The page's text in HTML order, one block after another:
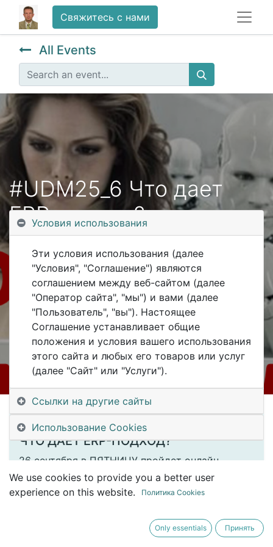
Свяжитесь с нами
All Events
#UDM25_6 Что дает
ERP-подход?
Registrations are
closed
Registrations Closed
#UDM25_6 в пятницу
26 СЕНТЯБРЯ 8:30 МСК
ЧТО ДАЕТ ERP-ПОДХОД?
26 сентября в ПЯТНИЦУ пройдет онлайн-
конференция #UDM25_6 #UralsDigitalMachinery
Началов 8:30 МСК, как всегда.
Ссылка на вход будет в Телеграм-канале
Условия использования
Эти условия использования (далее
"Условия", "Соглашение") являются
соглашением между веб-сайтом (далее
"Оператор сайта", "мы") и вами (далее
"Пользователь", "вы"). Настоящее
Соглашение устанавливает общие
положения и условия вашего использования
этого сайта и любых его товаров или услуг
(далее "Сайт" или "Услуги").
Ссылки на другие сайты
Использование Cookies
We use cookies to provide you a better user
experience on this website.
Политика Cookies
Only essentials Принять